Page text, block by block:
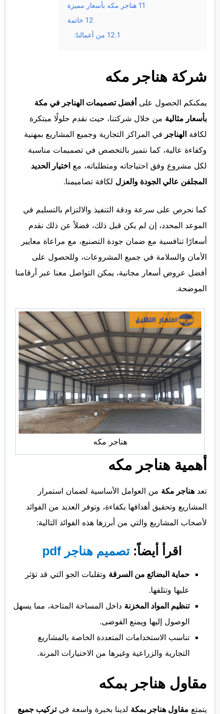
11 هناجر مكه بأسعار مميزة
12 خاتمة
12.1 من أعمالنا:
شركة هناجر مكه
يمكنكم الحصول علىأفضل تصميمات الهناجر في مكة
بأسعار مثالية من خلال شركتنا، حيث نقدم حلولًا مبتكرة
لكافة الهناجر في المراكز التجارية وجميع المشاريع بمهنية
وكفاءة عالية، كما نتميز بالتخصص في تصميمات مناسبة
لكل مشروع وفق احتياجاته ومتطلباته، مع اختيار الحديد
المجلفن عالي الجودة والعزل لكافة تصاميمنا.
كما نحرص على سرعة ودقة التنفيذ والالتزام بالتسليم في
الموعد المحدد، إن لم يكن قبل ذلك، فضلاً عن ذلك نقدم
أسعارًا تنافسية مع ضمان جودة التصنيع، مع مراعاة معايير
الأمان والسلامة في جميع المشروعات، وللحصول على
أفضل عروض أسعار مجانية، يمكن التواصل معنا عبر أرقامنا
الموضحة.
هناجر مكه
أهمية هناجر مكه
تعد هناجر مكة من العوامل الأساسية لضمان استمرار
المشاريع وتحقيق أهدافها بكفاءة، وتوفر العديد من الفوائد
لأصحاب المشاريع والتي من أبرزها هذه الفوائد التالية:
اقرأ أيضاً:تصميم هناجر pdf
حماية البضائع من السرقة وتقلبات الجو التي قد تؤثر
عليها وتتلفها.
تنظيم المواد المخزنة داخل المساحة المتاحة، مما يسهل
الوصول إليها ويمنع الفوضى.
تناسب الاستخدامات المتعددة الخاصة بالمشاريع
التجارية والزراعية وغيرها من الاختيارات المرنة.
مقاول هناجر بمكه
يتمتع مقاول هناجر بمكة لدينا بخبرة واسعة فيتركيب جميع